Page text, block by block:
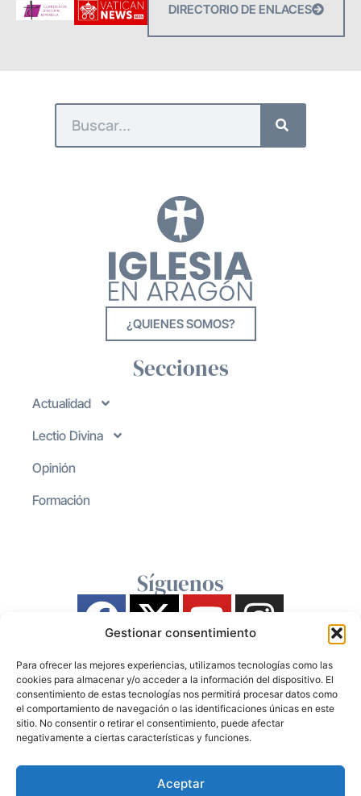
Gestionar consentimiento
Para ofrecer las mejores experiencias, utilizamos tecnologías como las
cookies para almacenar y/o acceder a la información del dispositivo. El
consentimiento de estas tecnologías nos permitirá procesar datos como
el comportamiento de navegación o las identificaciones únicas en este
sitio. No consentir o retirar el consentimiento, puede afectar
negativamente a ciertas características y funciones.
Aceptar
DIRECTORIO DE ENLACES
¿QUIENES SOMOS?
Secciones
Actualidad
Lectio Divina
Opinión
Formación
Síguenos